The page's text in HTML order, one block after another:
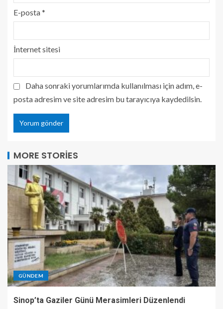
E-posta*
İnternet sitesi
Daha sonraki yorumlarımda kullanılması için adım, e-
posta adresim ve site adresim bu tarayıcıya kaydedilsin.
MORE STORIES
GÜNDEM
Sinop’ta Gaziler Günü Merasimleri Düzenlendi